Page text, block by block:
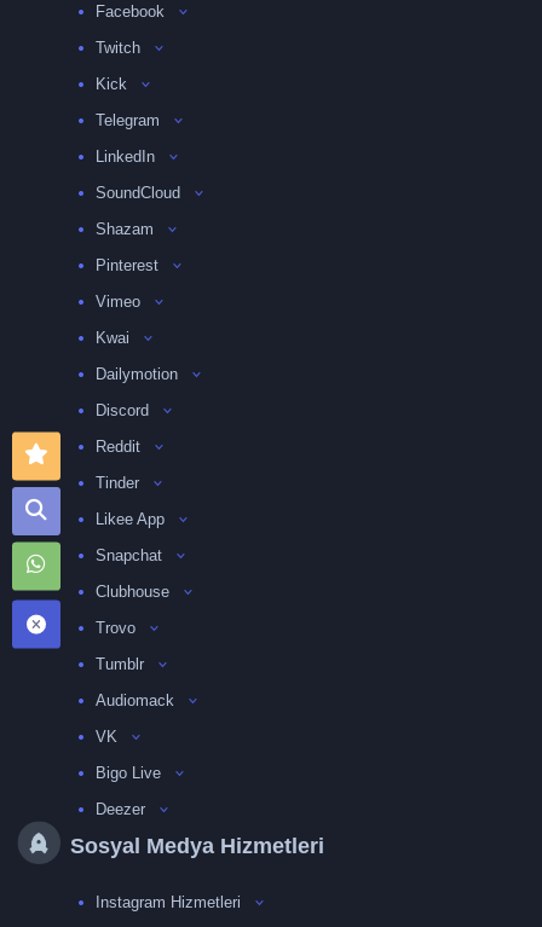
Facebook
Twitch
Kick
Telegram
LinkedIn
SoundCloud
Shazam
Pinterest
Vimeo
Kwai
Dailymotion
Discord
Reddit
Tinder
Likee App
Snapchat
Clubhouse
Trovo
Tumblr
Audiomack
VK
Bigo Live
Deezer
Sosyal Medya Hizmetleri
Instagram Hizmetleri